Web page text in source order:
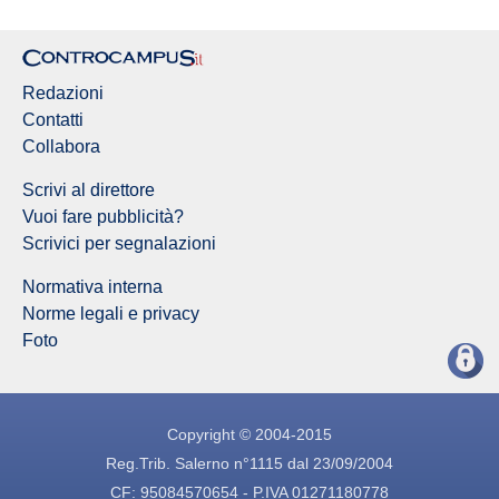
Redazioni
Contatti
Collabora
Scrivi al direttore
Vuoi fare pubblicità?
Scrivici per segnalazioni
Normativa interna
Norme legali e privacy
Foto
Copyright © 2004-2015
Reg.Trib. Salerno n°1115 dal 23/09/2004
CF: 95084570654 - P.IVA 01271180778